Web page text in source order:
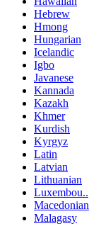
Hebrew
Hmong
Hungarian
Icelandic
Igbo
Javanese
Kannada
Kazakh
Khmer
Kurdish
Kyrgyz
Latin
Latvian
Lithuanian
Luxembou..
Macedonian
Malagasy